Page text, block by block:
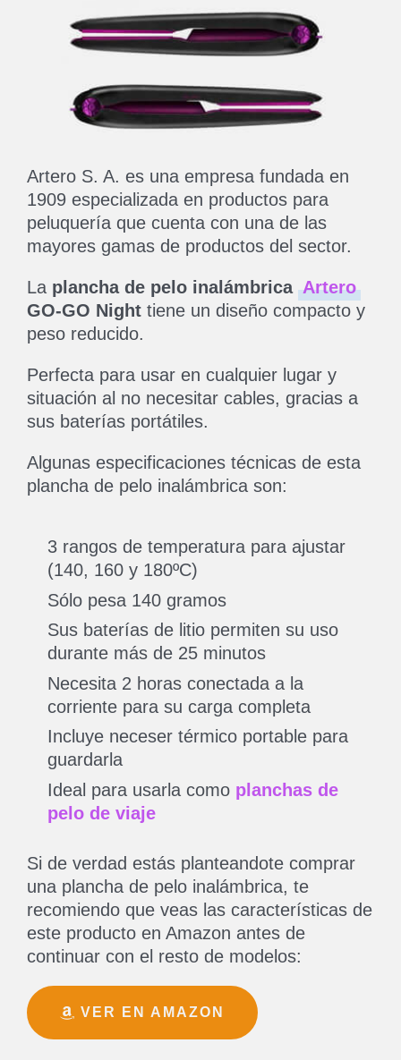
Artero S. A. es una empresa fundada en
1909 especializada en productos para
peluquería que cuenta con una de las
mayores gamas de productos del sector.
La plancha de pelo inalámbrica Artero
GO-GO Night tiene un diseño compacto y
peso reducido.
Perfecta para usar en cualquier lugar y
situación al no necesitar cables, gracias a
sus baterías portátiles.
Algunas especificaciones técnicas de esta
plancha de pelo inalámbrica son:
3 rangos de temperatura para ajustar
(140, 160 y 180ºC)
Sólo pesa 140 gramos
Sus baterías de litio permiten su uso
durante más de 25 minutos
Necesita 2 horas conectada a la
corriente para su carga completa
Incluye neceser térmico portable para
guardarla
Ideal para usarla como planchas de
pelo de viaje
Si de verdad estás planteandote comprar
una plancha de pelo inalámbrica, te
recomiendo que veas las características de
este producto en Amazon antes de
continuar con el resto de modelos:
VER EN AMAZON